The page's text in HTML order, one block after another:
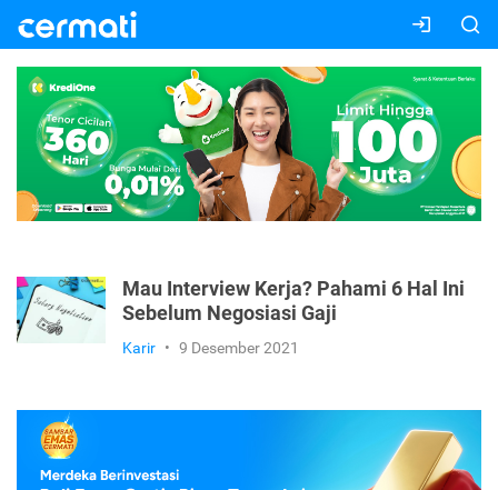
Mau Interview Kerja? Pahami 6 Hal Ini
Sebelum Negosiasi Gaji
Karir • 9 Desember 2021